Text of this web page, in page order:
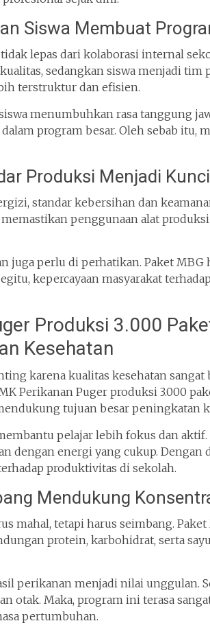
Siswa Membuat
lepas dari kolaborasi internal
sedangkan siswa menjadi tim
terstruktur dan efisien.
menumbuhkan rasa tanggung
program besar. Oleh sebab itu,
Produksi Menjadi
standar kebersihan dan
penggunaan alat
juga perlu di perhatikan. Paket MBG
kepercayaan masyarakat
Produksi 3.000
Kesehatan
karena kualitas kesehatan sangat
Perikanan Puger produksi 3.000
tujuan besar peningkatan
pelajar lebih fokus dan
dengan energi yang cukup. Dengan
produktivitas di sekolah.
Mendukung
mahal, tetapi harus seimbang.
protein, karbohidrat, serta
perikanan menjadi nilai unggulan.
otak. Maka, program ini terasa
pertumbuhan.